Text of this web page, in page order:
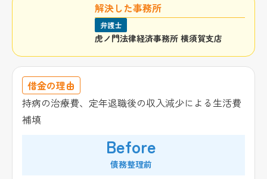
解決した事務所
弁護士
虎ノ門法律経済事務所 横須賀支店
借金の理由
持病の治療費、定年退職後の収入減少による生活費
補填
Before
債務整理前